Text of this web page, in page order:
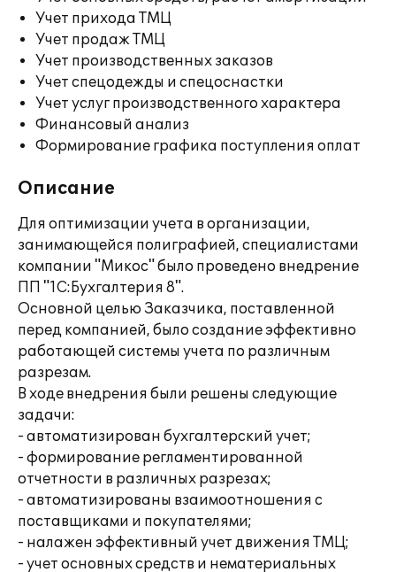
Учет прихода ТМЦ
Учет продаж ТМЦ
Учет производственных заказов
Учет спецодежды и спецоснастки
Учет услуг производственного характера
Финансовый анализ
Формирование графика поступления оплат
Описание
Для оптимизации учета в организации,
занимающейся полиграфией, специалистами
компании "Микос" было проведено внедрение
ПП "1С:Бухгалтерия 8".
Основной целью Заказчика, поставленной
перед компанией, было создание эффективно
работающей системы учета по различным
разрезам.
В ходе внедрения были решены следующие
задачи:
- автоматизирован бухгалтерский учет;
- формирование регламентированной
отчетности в различных разрезах;
- автоматизированы взаимоотношения с
поставщиками и покупателями;
- налажен эффективный учет движения ТМЦ;
- учет основных средств и нематериальных